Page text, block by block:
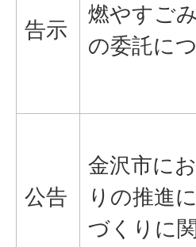
告示
燃やすご
の委託に
公告
金沢市に
りの推進
づくりに